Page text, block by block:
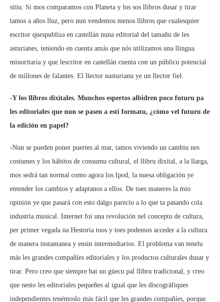
sitiu. Si mos comparamos con Planeta y los sos llibros dusar y tirar
tamos a años lluz, pero nun vendemos menos llibros que cualesquier
escritor quespubliza en castellán nuna editorial del tamañu de les
asturianes, teniendo en cuenta amás que nós utilizamos una llingua
minoritaria y que lescritor en castellán cuenta con un públicu potencial
de millones de falantes. El llector nasturianu ye un llector fiel.
-Y los llibros dixitales. Munchos espertos albidren poco futuru pa
les editoriales que nun se pasen a esti formatu, ¿cómo vel futuru de
la edición en papel?
-Nun se pueden poner puertes al mar, tamos viviendo un cambiu nes
costumes y los hábitos de consumu cultural, el llibru dixital, a la llarga,
mos sedrá tan normal como agora los Ipod, la nuesa obligación ye
entender los cambios y adaptanos a ellos. De toes maneres la mio
opinión ye que pasará con esto dalgo parecío a lo que ta pasando cola
industria musical. Internet foi una revolución nel conceptu de cultura,
per primer vegada na Hestoria toos y toes podemos acceder a la cultura
de manera instantanea y ensin intermediarios. El problema van tenelu
más les grandes compañíes editoriales y los productos culturales dusar y
tirar. Pero creo que siempre hai un güecu pal llibru tradicional, y creo
que nesto les editoriales pequeñes al igual que les discográfiques
independientes tenémoslo más fácil que les grandes compañíes, porque